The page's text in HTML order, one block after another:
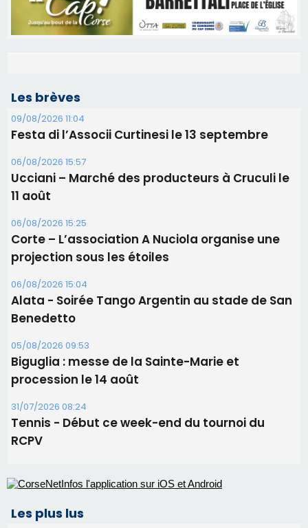
Les brèves
09/08/2026 11:04
Festa di l’Associi Curtinesi le 13 septembre
06/08/2026 15:57
Ucciani – Marché des producteurs à Cruculi le
11 août
06/08/2026 15:25
Corte – L’association A Nuciola organise une
projection sous les étoiles
06/08/2026 15:04
Alata - Soirée Tango Argentin au stade de San
Benedetto
Biguglia : messe de la Sainte-Marie et
procession le 14 août